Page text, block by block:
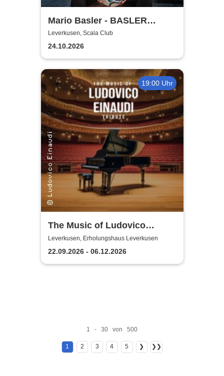
Mario Basler - BASLER
BALLERT - Best of
Leverkusen, Scala Club
24.10.2026
19:00 Uhr
The Music of Ludovico
Einaudi: Tribute-
Klavierkonzert - Ludovico
Einaudi Tribute bei
Leverkusen, Erholungshaus Leverkusen
22.09.2026 - 06.12.2026
1 - 30 von 500
1 2 3 4 5 ❯ ❯❯